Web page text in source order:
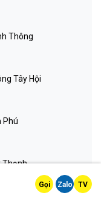
Thông
Tây Hội
Phú
Thạnh
Gọi Zalo TV